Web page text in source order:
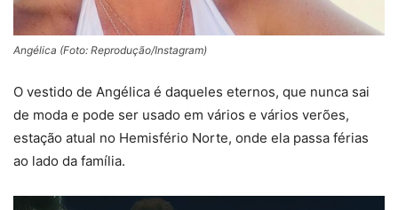
Angélica (Foto: Reprodução/Instagram)
O vestido de Angélica é daqueles eternos, que nunca sai
de moda e pode ser usado em vários e vários verões,
estação atual no Hemisfério Norte, onde ela passa férias
ao lado da família.